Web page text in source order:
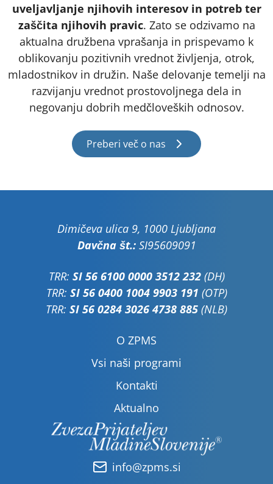
uveljavljanje njihovih interesov in potreb ter
zaščita njihovih pravic. Zato se odzivamo na
aktualna družbena vprašanja in prispevamo k
oblikovanju pozitivnih vrednot življenja, otrok,
mladostnikov in družin. Naše delovanje temelji na
razvijanju vrednot prostovoljnega dela in
negovanju dobrih medčloveških odnosov.
Preberi več o nas
Dimičeva ulica 9, 1000 Ljubljana
Davčna št.:SI95609091
TRR: SI 56 6100 0000 3512 232(DH)
TRR: SI 56 0400 1004 9903 191 (OTP)
TRR: SI 56 0284 3026 4738 885 (NLB)
O ZPMS
Vsi naši programi
Kontakti
Aktualno
info@zpms.si